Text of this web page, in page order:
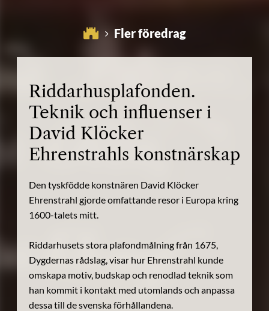
Fler föredrag
Riddarhusplafonden.
Teknik och influenser i
David Klöcker
Ehrenstrahls konstnärskap
Den tyskfödde konstnären David Klöcker
Ehrenstrahl gjorde omfattande resor i Europa kring
1600-talets mitt.
Riddarhusets stora plafondmålning från 1675,
Dygdernas rådslag, visar hur Ehrenstrahl kunde
omskapa motiv, budskap och renodlad teknik som
han kommit i kontakt med utomlands och anpassa
dessa till de svenska förhållandena.